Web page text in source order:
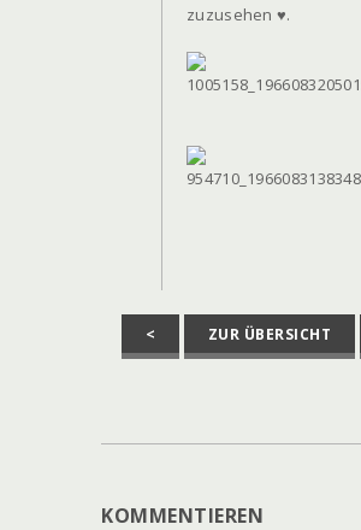
zuzusehen ♥.
< ZUR ÜBERSICHT
KOMMENTIEREN